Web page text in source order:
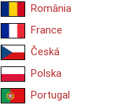
România
France
Česká
Polska
Portugal